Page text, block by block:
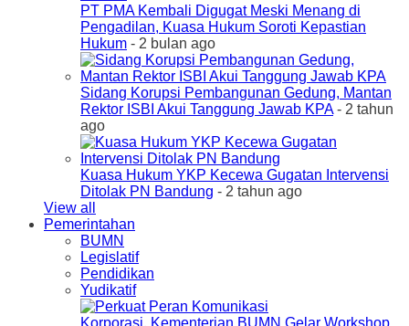
PT PMA Kembali Digugat Meski Menang di
Pengadilan, Kuasa Hukum Soroti Kepastian
Hukum - 2 bulan ago
Sidang Korupsi Pembangunan Gedung, Mantan
Rektor ISBI Akui Tanggung Jawab KPA- 2 tahun
ago
Kuasa Hukum YKP Kecewa Gugatan Intervensi
Ditolak PN Bandung - 2 tahun ago
View all
Pemerintahan
BUMN
Legislatif
Pendidikan
Yudikatif